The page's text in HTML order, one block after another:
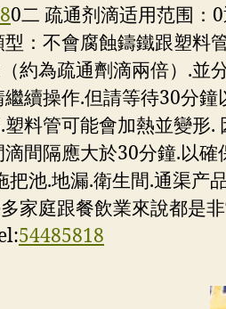
0二 疏通剂滴适用范围：
：不會腐蝕鑄鐵跟塑料
約為疏通劑滴兩倍）.並
續操作.但請等待30分
料管可能會加熱並變形
間隔應大於30分鐘.以
把池.地漏.衛生間.通渠产
家庭跟餐飲業來說都是
54485818